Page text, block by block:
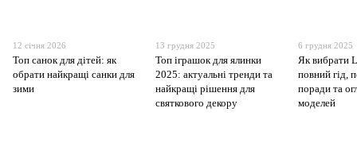
12 січня 2026
Топ санок для дітей: як
обрати найкращі санки для
зими
13 грудня 2025
Топ іграшок для ялинки
2025: актуальні тренди та
найкращі рішення для
святкового декору
6 грудня 2025
Як вибрати
повний гід,
поради та
моделей